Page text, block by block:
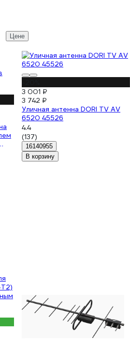
Цене
3 001 ₽
3 742 ₽
Уличная антенна DORI TV AV
6520 45526
4.4
(137)
16140955
В корзину